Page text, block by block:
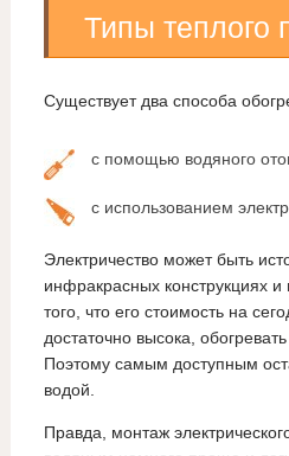
Типы теплого
Существует два способа
с помощью водяного
с использованием
Электричество может быть
инфракрасных конструкциях
того, что его стоимость на
достаточно высока,
Поэтому самым доступным
водой.
Правда, монтаж